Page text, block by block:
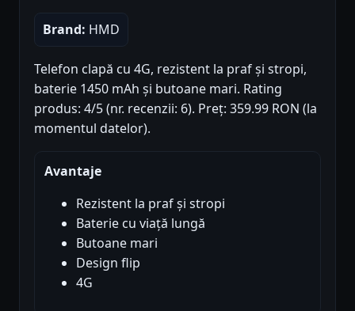
Brand: HMD
Telefon clapă cu 4G, rezistent la praf și stropi,
baterie 1450 mAh și butoane mari. Rating
produs: 4/5 (nr. recenzii: 6). Preț: 359.99 RON (la
momentul datelor).
Avantaje
Rezistent la praf și stropi
Baterie cu viață lungă
Butoane mari
Design flip
4G